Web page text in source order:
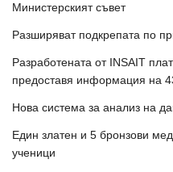
Министерският съвет
Разширяват подкрепата по
Разработената от INSAIT
предоставя информация на
Нова система за анализ на
Един златен и 5 бронзови
ученици